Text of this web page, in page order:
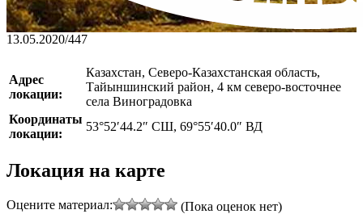
13.05.2020/447
Адрес
локации:
Казахстан, Северо-Казахстанская область,
Тайыншинский район, 4 км северо-восточнее
села Виноградовка
Координаты
локации:
53°52′44.2″ СШ, 69°55′40.0″ ВД
Локация на карте
Оцените материал: (Пока оценок нет)